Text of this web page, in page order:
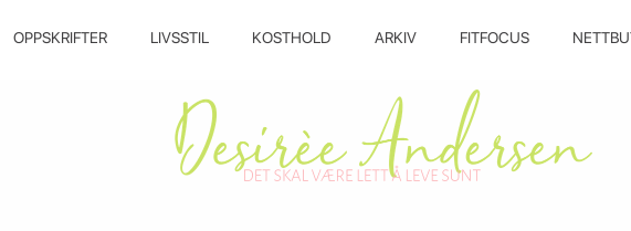
OPPSKRIFTER LIVSSTIL KOSTHOLD ARKIV FITFOCUS